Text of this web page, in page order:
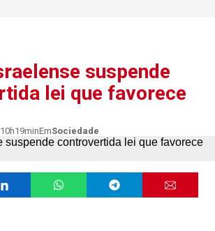
suspende
lei que favorece
EmSociedade